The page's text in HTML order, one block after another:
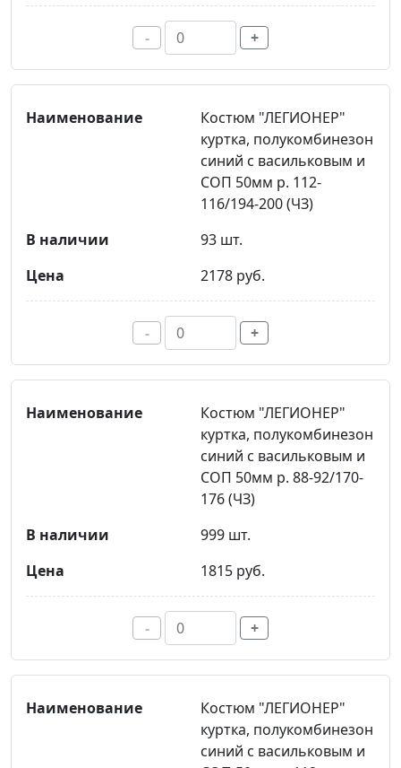
- +
Костюм "ЛЕГИОНЕР"
куртка, полукомбинезон
синий с васильковым и
СОП 50мм р. 112-
116/194-200 (ЧЗ)
93 шт.
2178 руб.
- +
Костюм "ЛЕГИОНЕР"
куртка, полукомбинезон
синий с васильковым и
СОП 50мм р. 88-92/170-
176 (ЧЗ)
999 шт.
1815 руб.
- +
Костюм "ЛЕГИОНЕР"
куртка, полукомбинезон
синий с васильковым и